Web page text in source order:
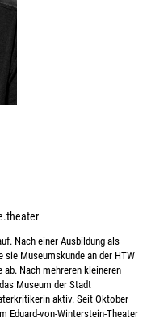
Nach einer Ausbildung als
Museumskunde an der HTW
Nach mehreren kleineren
Museum der Stadt
aktiv. Seit Oktober
Eduard-von-Winterstein-Theater